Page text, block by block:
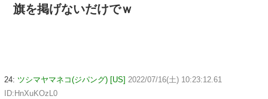
旗を掲げないだけでｗ
24: ツシマヤマネコ(ジパング) [US] 2022/07/16(土) 10:23:12.61
ID:HnXuKOzL0